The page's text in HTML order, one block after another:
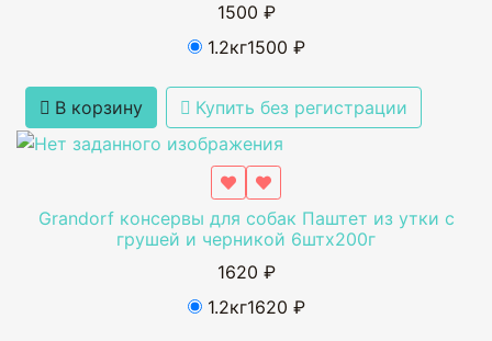
1500 ₽
1.2кг1500 ₽
В корзину Купить без регистрации
Grandorf консервы для собак Паштет из утки с
грушей и черникой 6штх200г
1620 ₽
1.2кг1620 ₽